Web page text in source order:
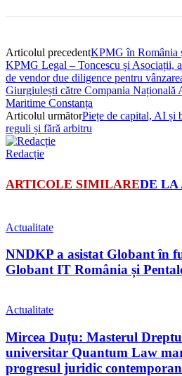
Articolul precedentKPMG în România
KPMG Legal – Toncescu și Asociații,
de vendor due diligence pentru
Giurgiulești către Compania Națională
Maritime Constanța
Articolul următorPiețe de capital, AI și
reguli și fără arbitru
Redacție
ARTICOLE SIMILAREDE LA
Actualitate
NNDKP a asistat Globant în
Globant IT România și
Actualitate
Mircea Duțu: Masterul
universitar Quantum Law
progresul juridic contemporan